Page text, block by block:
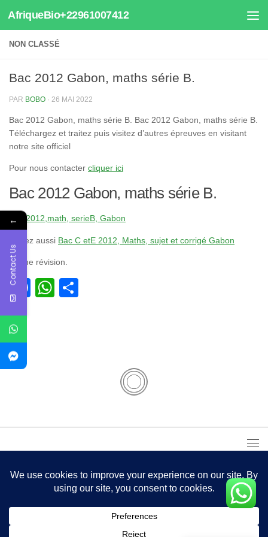
Au dessous du contenu
AfriqueBio+22961007412
NON CLASSÉ
Bac 2012 Gabon, maths série B.
PAR BOBO · 26 MAI 2022
Bac 2012 Gabon, maths série B. Bac 2012 Gabon, maths série B.
Téléchargez et traitez puis visitez d’autres épreuves en visitant
notre site officiel
Pour nous contacter cliquer ici
Bac 2012 Gabon, maths série B.
Bac 2012,math, serieB, Gabon
Visitez aussi Bac C etE 2012, Maths, sujet et corrigé Gabon
Bonne révision.
Facebook
WhatsApp
←
Contact Us